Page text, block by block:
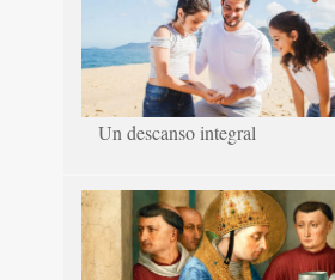
Un descanso integral